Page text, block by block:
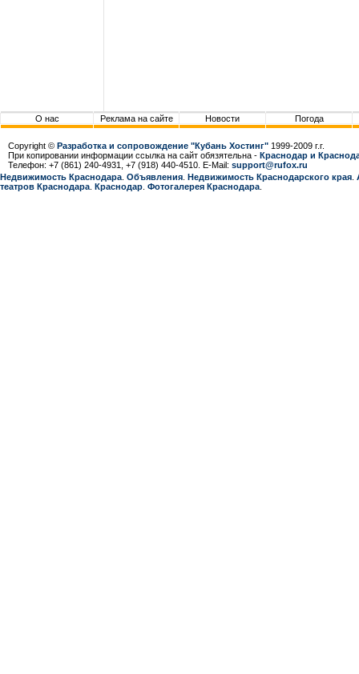
О нас Реклама на сайте Новости Погода
Copyright © Разработка и сопровождение "Кубань Хостинг" 1999-2009 г.г.
При копировании информации ссылка на сайт обязятельна - Краснодар и
Телефон: +7 (861) 240-4931, +7 (918) 440-4510. E-Mail: support@rufox.ru
Недвижимость Краснодара Объявления Недвижимость Краснодарcкого края
театров Краснодара Краснодар Фотогалерея Краснодара